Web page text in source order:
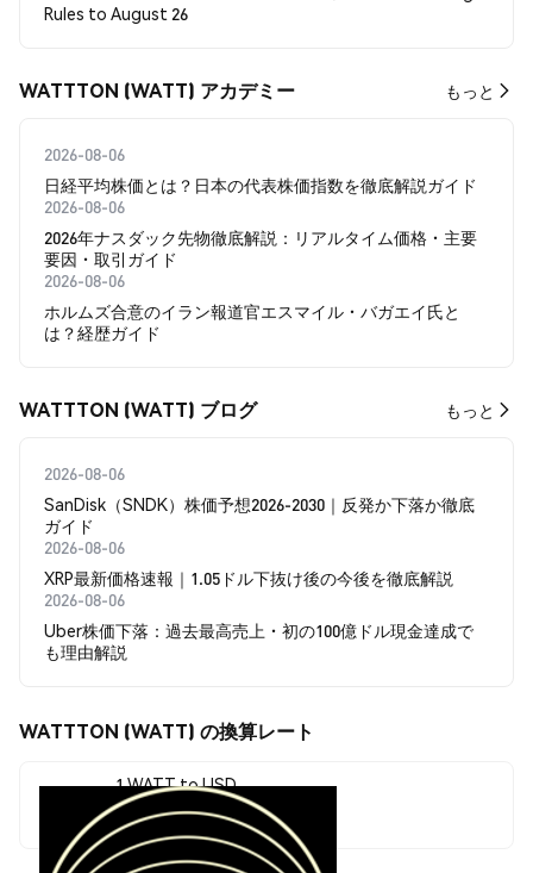
Rules to August 26
WATTTON (WATT) アカデミー もっと
2026-08-06
日経平均株価とは？日本の代表株価指数を徹底解説ガイド
2026-08-06
2026年ナスダック先物徹底解説：リアルタイム価格・主要
要因・取引ガイド
2026-08-06
ホルムズ合意のイラン報道官エスマイル・バガエイ氏と
は？経歴ガイド
WATTTON (WATT) ブログ もっと
2026-08-06
SanDisk（SNDK）株価予想2026-2030｜反発か下落か徹底
ガイド
2026-08-06
XRP最新価格速報｜1.05ドル下抜け後の今後を徹底解説
2026-08-06
Uber株価下落：過去最高売上・初の100億ドル現金達成で
も理由解説
WATTTON (WATT) の換算レート
1 WATT to USD
$0.00000306